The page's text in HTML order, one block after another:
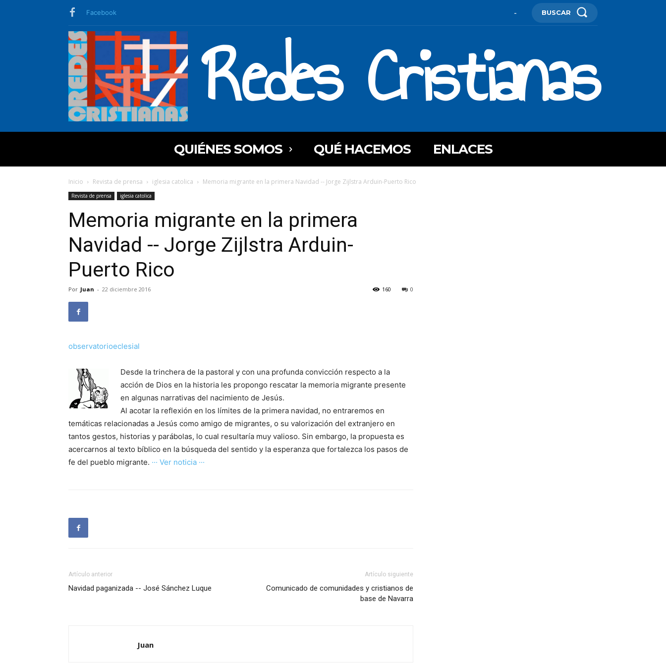
Facebook - BUSCAR
Redes Cristianas
QUIÉNES SOMOS QUÉ HACEMOS ENLACES
Inicio Revista de prensa iglesia catolica Memoria migrante en la primera Navidad -- Jorge Zijlstra Arduin-Puerto Rico
Revista de prensa iglesia catolica
Memoria migrante en la primera
Navidad -- Jorge Zijlstra Arduin-
Puerto Rico
Por Juan - 22 diciembre 2016 0
160
observatorioeclesial
Desde la trinchera de la pastoral y con una profunda convicción respecto a la
acción de Dios en la historia les propongo rescatar la memoria migrante presente
en algunas narrativas del nacimiento de Jesús.
Al acotar la reflexión en los límites de la primera navidad, no entraremos en
temáticas relacionadas a Jesús como amigo de migrantes, o su valorización del extranjero en
tantos gestos, historias y parábolas, lo cual resultaría muy valioso. Sin embargo, la propuesta es
acercarnos al texto bíblico en la búsqueda del sentido y la esperanza que fortalezca los pasos de
fe del pueblo migrante. ··· Ver noticia ···
Artículo anterior
Navidad paganizada -- José Sánchez Luque
Artículo siguiente
Comunicado de comunidades y cristianos de
base de Navarra
Juan